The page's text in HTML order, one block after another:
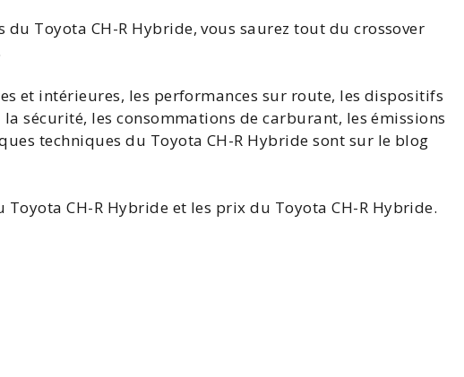
du Toyota CH-R Hybride, vous saurez tout du crossover
et intérieures, les performances sur route, les dispositifs
sécurité, les consommations de carburant, les émissions
techniques du Toyota CH-R Hybride sont sur le blog
Toyota CH-R Hybride et les prix du Toyota CH-R Hybride.